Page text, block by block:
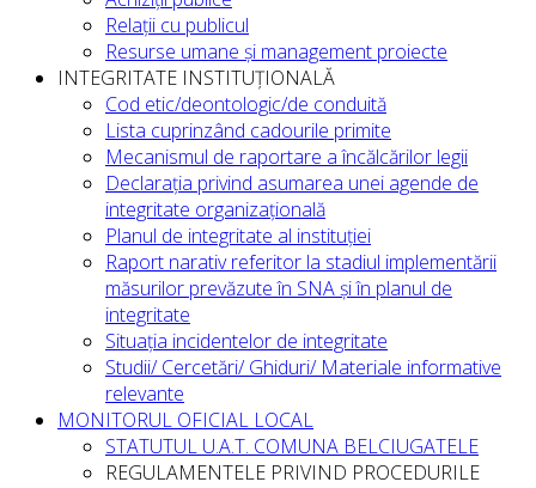
Relații cu publicul
Resurse umane și management proiecte
INTEGRITATE INSTITUȚIONALĂ
Cod etic/deontologic/de conduită
Lista cuprinzând cadourile primite
Mecanismul de raportare a încălcărilor legii
Declarația privind asumarea unei agende de
integritate organizațională
Planul de integritate al instituției
Raport narativ referitor la stadiul implementării
măsurilor prevăzute în SNA și în planul de
integritate
Situația incidentelor de integritate
Studii/ Cercetări/ Ghiduri/ Materiale informative
relevante
MONITORUL OFICIAL LOCAL
STATUTUL U.A.T. COMUNA BELCIUGATELE
REGULAMENTELE PRIVIND PROCEDURILE